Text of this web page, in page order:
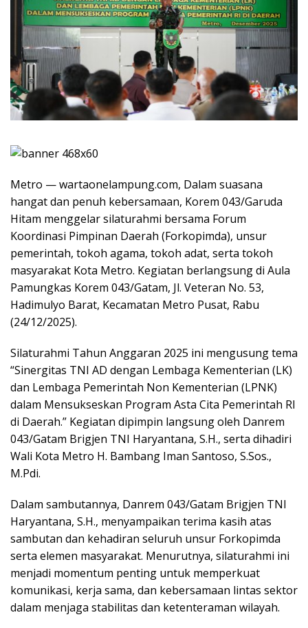
Metro — wartaonelampung.com, Dalam suasana
hangat dan penuh kebersamaan, Korem 043/Garuda
Hitam menggelar silaturahmi bersama Forum
Koordinasi Pimpinan Daerah (Forkopimda), unsur
pemerintah, tokoh agama, tokoh adat, serta tokoh
masyarakat Kota Metro. Kegiatan berlangsung di Aula
Pamungkas Korem 043/Gatam, Jl. Veteran No. 53,
Hadimulyo Barat, Kecamatan Metro Pusat, Rabu
(24/12/2025).
Silaturahmi Tahun Anggaran 2025 ini mengusung tema
“Sinergitas TNI AD dengan Lembaga Kementerian (LK)
dan Lembaga Pemerintah Non Kementerian (LPNK)
dalam Mensukseskan Program Asta Cita Pemerintah RI
di Daerah.” Kegiatan dipimpin langsung oleh Danrem
043/Gatam Brigjen TNI Haryantana, S.H., serta dihadiri
Wali Kota Metro H. Bambang Iman Santoso, S.Sos.,
M.Pdi.
Dalam sambutannya, Danrem 043/Gatam Brigjen TNI
Haryantana, S.H., menyampaikan terima kasih atas
sambutan dan kehadiran seluruh unsur Forkopimda
serta elemen masyarakat. Menurutnya, silaturahmi ini
menjadi momentum penting untuk memperkuat
komunikasi, kerja sama, dan kebersamaan lintas sektor
dalam menjaga stabilitas dan ketenteraman wilayah.